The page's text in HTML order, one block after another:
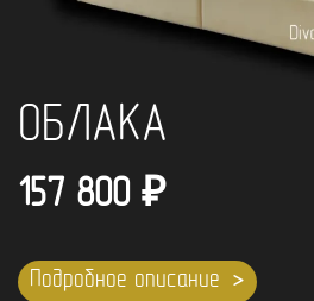
ОБЛАКА
157 800 ₽
Подробное описание